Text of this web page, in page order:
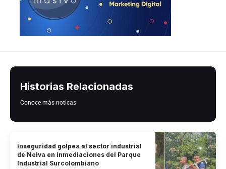
Historias Relacionadas
Conoce más noticas
Inseguridad golpea al sector industrial
de Neiva en inmediaciones del Parque
Industrial Surcolombiano